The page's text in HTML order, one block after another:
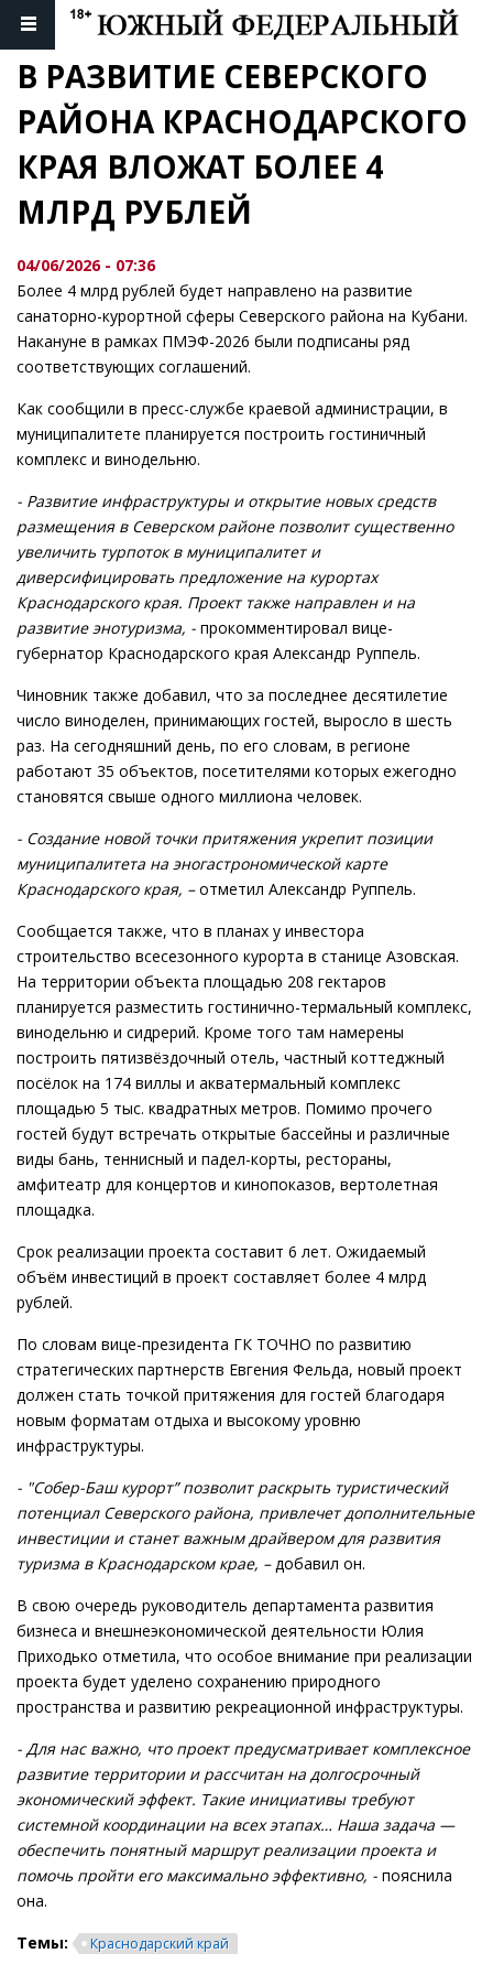
В РАЗВИТИЕ СЕВЕРСКОГО
РАЙОНА КРАСНОДАРСКОГО
КРАЯ ВЛОЖАТ БОЛЕЕ 4
МЛРД РУБЛЕЙ
04/06/2026 - 07:36
Более 4 млрд рублей будет направлено на развитие
санаторно-курортной сферы Северского района на Кубани.
Накануне в рамках ПМЭФ-2026 были подписаны ряд
соответствующих соглашений.
Как сообщили в пресс-службе краевой администрации, в
муниципалитете планируется построить гостиничный
комплекс и винодельню.
- Развитие инфраструктуры и открытие новых средств
размещения в Северском районе позволит существенно
увеличить турпоток в муниципалитет и
диверсифицировать предложение на курортах
Краснодарского края. Проект также направлен и на
развитие энотуризма, - прокомментировал вице-
губернатор Краснодарского края Александр Руппель.
Чиновник также добавил, что за последнее десятилетие
число виноделен, принимающих гостей, выросло в шесть
раз. На сегодняшний день, по его словам, в регионе
работают 35 объектов, посетителями которых ежегодно
становятся свыше одного миллиона человек.
- Создание новой точки притяжения укрепит позиции
муниципалитета на эногастрономической карте
Краснодарского края, –отметил Александр Руппель.
Сообщается также, что в планах у инвестора
строительство всесезонного курорта в станице Азовская.
На территории объекта площадью 208 гектаров
планируется разместить гостинично-термальный комплекс,
винодельню и сидрерий. Кроме того там намерены
построить пятизвёздочный отель, частный коттеджный
посёлок на 174 виллы и акватермальный комплекс
площадью 5 тыс. квадратных метров. Помимо прочего
гостей будут встречать открытые бассейны и различные
виды бань, теннисный и падел-корты, рестораны,
амфитеатр для концертов и кинопоказов, вертолетная
площадка.
Срок реализации проекта составит 6 лет. Ожидаемый
объём инвестиций в проект составляет более 4 млрд
рублей.
По словам вице-президента ГК ТОЧНО по развитию
стратегических партнерств Евгения Фельда, новый проект
должен стать точкой притяжения для гостей благодаря
новым форматам отдыха и высокому уровню
инфраструктуры.
- "Собер-Баш курорт” позволит раскрыть туристический
потенциал Северского района, привлечет дополнительные
инвестиции и станет важным драйвером для развития
туризма в Краснодарском крае, –добавил он.
В свою очередь руководитель департамента развития
бизнеса и внешнеэкономической деятельности Юлия
Приходько отметила, что особое внимание при реализации
проекта будет уделено сохранению природного
пространства и развитию рекреационной инфраструктуры.
- Для нас важно, что проект предусматривает комплексное
развитие территории и рассчитан на долгосрочный
экономический эффект. Такие инициативы требуют
системной координации на всех этапах… Наша задача —
обеспечить понятный маршрут реализации проекта и
помочь пройти его максимально эффективно, - пояснила
она.
Темы:
Краснодарский край